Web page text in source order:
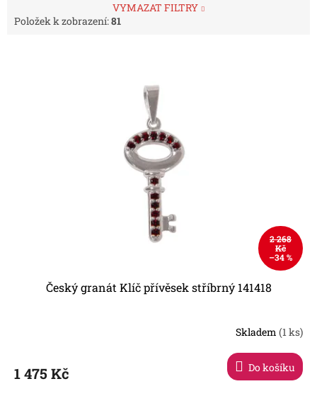
VYMAZAT FILTRY
Položek k zobrazení:81
2 268
Kč
–34 %
Český granát Klíč přívěsek stříbrný 141418
Skladem (1 ks)
1 475 Kč Do košíku